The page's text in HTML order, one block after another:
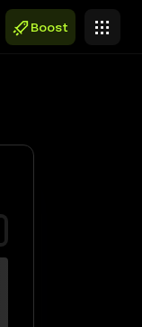
Boost